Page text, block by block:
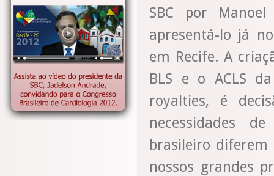
SBC por
apresentá-lo já
em Recife. A
BLS e o ACLS
royalties, é
necessidades
brasileiro
nossos grandes